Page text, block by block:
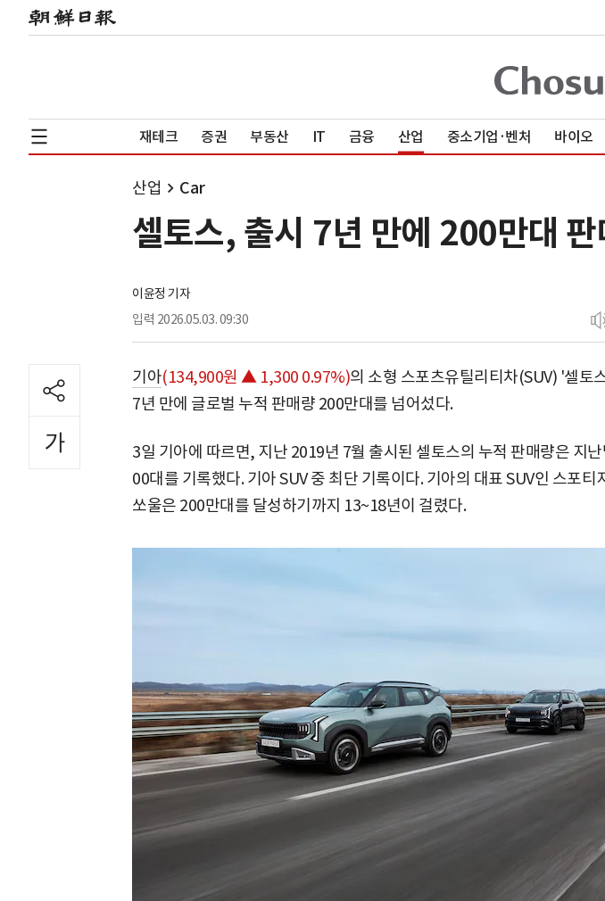
재테크 증권 부동산 IT 금융 산업 중소기업·벤처 바이오
산업 Car
셀토스, 출시 7년 만에 200만대
이윤정 기자
입력 2026.05.03. 09:30
기아(134,900원 ▲ 1,300 0.97%)의 소형 스포츠유틸리티차(SUV) '셀토
7년 만에 글로벌 누적 판매량 200만대를 넘어섰다.
3일 기아에 따르면, 지난 2019년 7월 출시된 셀토스의 누적 판매량은 지
00대를 기록했다. 기아 SUV 중 최단 기록이다. 기아의 대표 SUV인 스포티
쏘울은 200만대를 달성하기까지 13~18년이 걸렸다.